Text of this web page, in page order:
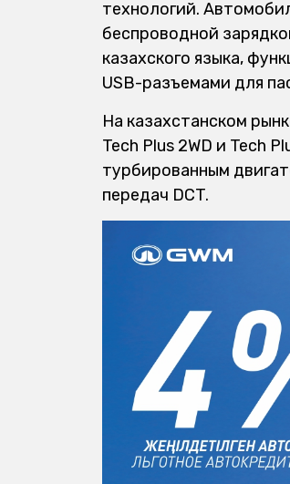
технологий.
беспроводной
казахского языка,
USB-разъемами для
На казахстанском
Tech Plus 2WD и Tech
турбированным
передач DCT.